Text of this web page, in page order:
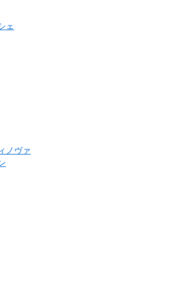
ェ
ノヴァ